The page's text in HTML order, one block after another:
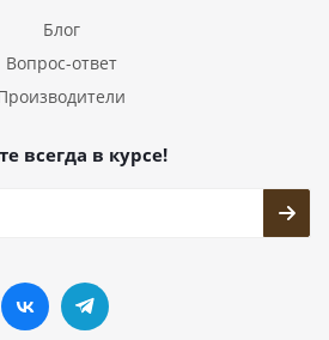
Блог
Вопрос-ответ
всегда в курсе!